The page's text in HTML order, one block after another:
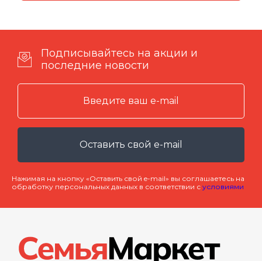
Подписывайтесь на акции и
последние новости
Оставить свой e-mail
Нажимая на кнопку «Оставить свой e-mail» вы соглашаетесь на
обработку персональных данных в соответствии с условиями